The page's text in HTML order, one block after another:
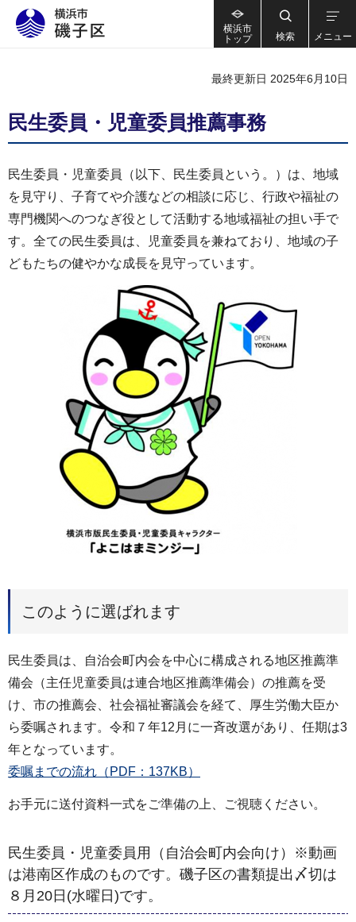
横浜市
トップ
検索 メニュー
最終更新日 2025年6月10日
民生委員・児童委員推薦事務
民生委員・児童委員（以下、民生委員という。）は、地域
を見守り、子育てや介護などの相談に応じ、行政や福祉の
専門機関へのつなぎ役として活動する地域福祉の担い手で
す。全ての民生委員は、児童委員を兼ねており、地域の子
どもたちの健やかな成長を見守っています。
このように選ばれます
民生委員は、自治会町内会を中心に構成される地区推薦準
備会（主任児童委員は連合地区推薦準備会）の推薦を受
け、市の推薦会、社会福祉審議会を経て、厚生労働大臣か
ら委嘱されます。令和７年12月に一斉改選があり、任期は3
年となっています。
委嘱までの流れ（PDF：137KB）
お手元に送付資料一式をご準備の上、ご視聴ください。
民生委員・児童委員用（自治会町内会向け）※動画
は港南区作成のものです。磯子区の書類提出〆切は
８月20日(水曜日)です。